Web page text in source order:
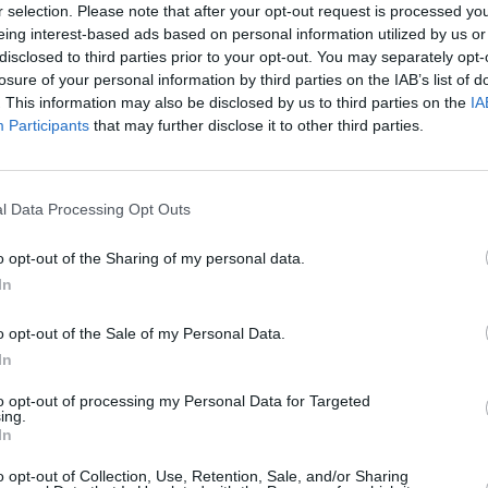
selection. Please note that after your opt-out request is processed
interest-based ads based on personal information utilized by us
to third parties prior to your opt-out. You may separately
of your personal information by third parties on the IAB’s list of
This information may also be disclosed by us to third parties on the
Participants that may further disclose it to other third parties.
Data Processing Opt Outs
opt-out of the Sharing of my personal data.
opt-out of the Sale of my Personal Data.
opt-out of processing my Personal Data for Targeted
opt-out of Collection, Use, Retention, Sale, and/or Sharing
Emperador que interpretaron “Rosa de lima” y
propio, “La rosa roja”. Una extrovertida pareja de
año. Por su parte, los asistentes a la cita cultural
cantó temas tan conocidos como ”¿Quién me ha
de muelas”. Dentro de su repertorio seleccionó
que dejó enmudecido a todos los “sabineros”
Juanjo Ballesteros y Victoria Jiménez, tuvo,
ubetense. Los ganadores recibieron los
de Alfarería Tito. Además, cada uno
y la grabación de una maqueta en el estudio
García de Diego y Mara Barros; el
Guido Ariel Barrios, y los tres finalistas
Pablo Tito, con la colaboración de Forja Tiznajo.
Joaquín Sabina y Benjamín Prado, en los que
“Peor para el sol”. Llegó, así, un fin de
y a otros seguramente darían “las doce, la una
queda el buen sabor de boca, y la resaca de
quienes esperan la convocatoria de otra edición.